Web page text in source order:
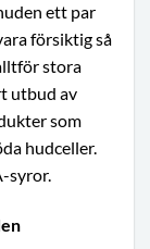
ett par
försiktig så
stora
utbud av
som
hudceller.
syror.